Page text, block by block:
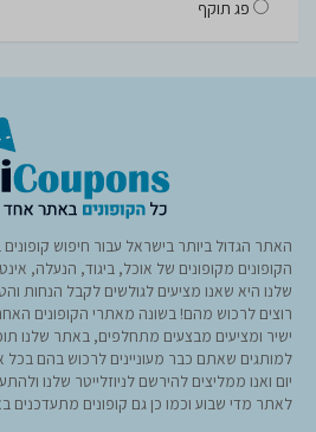
פג תוקף
האתר הגדול ביותר בישראל עבור חיפוש קופונים
הקופונים מקופונים של אוכל, ביגוד, הנעלה,
שלנו היא שאנו מציעים לגולשים לקבל הנחות
רוצים לרכוש מהם! בשונה מאתרי הקופונים
ישיר ומציעים מבצעים מתחלפים, באתר שלנו
למותגים שאתם כבר מעוניינים לרכוש בהם
יום ואנו ממליצים להירשם לניוזלייטר שלנו
לאתר מדי שבוע וכמו כן גם קופונים מתעדכנים